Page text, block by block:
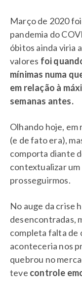
Março de 2020
pandemia do
óbitos ainda viria
valores foi
mínimas numa
em relação à
semanas antes.
Olhando hoje,
(e de fato era),
comporta diante
contextualizar um
prosseguirmos.
No auge da crise
desencontradas,
completa falta de
aconteceria nos
quebrou no
teve controle